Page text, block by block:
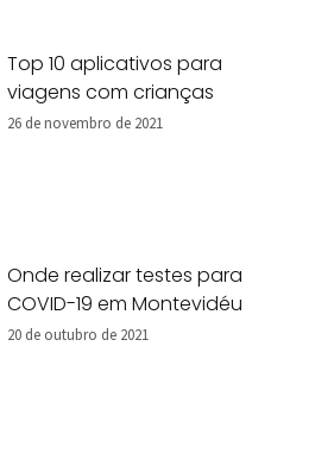
Top 10 aplicativos para
viagens com crianças
26 de novembro de 2021
Onde realizar testes para
COVID-19 em Montevidéu
20 de outubro de 2021